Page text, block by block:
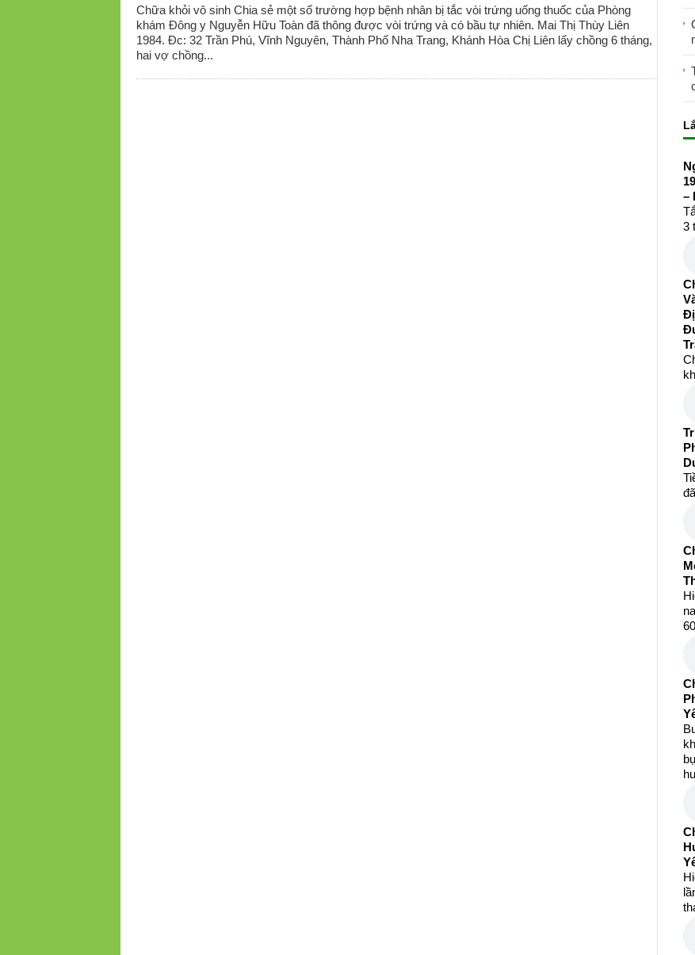
Chữa khỏi vô sinh Chia sẻ một số trường hợp bệnh nhân bị tắc vòi trứng uống thuốc của Phòng
khám Đông y Nguyễn Hữu Toàn đã thông được vòi trứng và có bầu tự nhiên. Mai Thị Thùy Liên
1984. Đc: 32 Trần Phú, Vĩnh Nguyên, Thành Phố Nha Trang, Khánh Hòa Chị Liên lấy chồng 6 tháng,
hai vợ chồng...
–
3